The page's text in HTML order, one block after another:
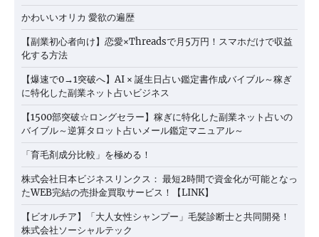
かわいいオリカ 愛欲の遍歴
【副業初心者向け】恋愛×Threadsで月5万円！スマホだけで収益
化する方法
【爆速で0→1突破へ】AI × 誕生日占い鑑定書作成バイブル～稼ぎ
に特化した副業ネット占いビジネス
【1500部突破☆ロングセラー】稼ぎに特化した副業ネット占いの
バイブル～逆算タロット占いメール鑑定マニュアル～
「育毛剤成分比較」を極める！
株式会社日本ビジネスリンクス： 最短2時間で資金化が可能となっ
たWEB完結の売掛金買取サービス！【LINK】
【ビオルチア】「大人女性シャンプー」毛髪診断士と共同開発！
株式会社ソーシャルテック